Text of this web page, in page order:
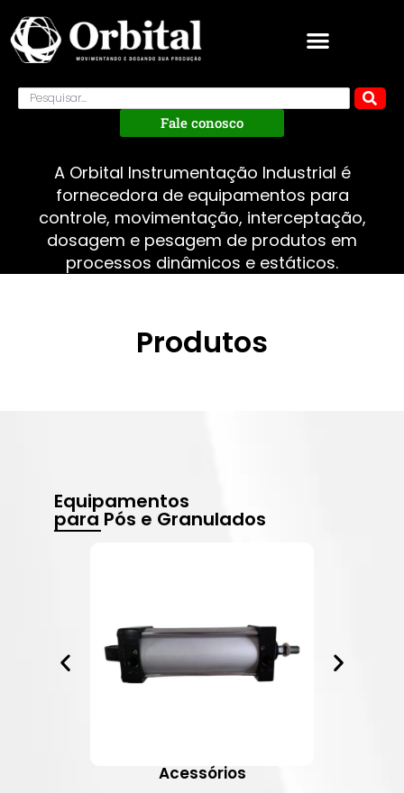
Fale conosco
A Orbital Instrumentação Industrial é
fornecedora de equipamentos para
controle, movimentação, interceptação,
dosagem e pesagem de produtos em
processos dinâmicos e estáticos.
Produtos
Equipamentos
para Pós e Granulados
Acessórios